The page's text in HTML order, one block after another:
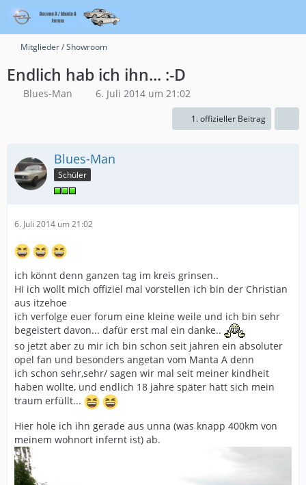
Mitglieder / Showroom
Endlich hab ich ihn... :-D
Blues-Man 6. Juli 2014 um 21:02
1. offizieller Beitrag
Blues-Man
Schüler
6. Juli 2014 um 21:02
ich könnt denn ganzen tag im kreis grinsen..
Hi ich wollt mich offiziel mal vorstellen ich bin der Christian
aus itzehoe
ich verfolge euer forum eine kleine weile und ich bin sehr
begeistert davon... dafür erst mal ein danke..
so jetzt aber zu mir ich bin schon seit jahren ein absoluter
opel fan und besonders angetan vom Manta A denn
ich schon sehr,sehr/ sagen wir mal seit meiner kindheit
haben wollte, und endlich 18 jahre später hatt sich mein
traum erfüllt...
Hier hole ich ihn gerade aus unna (was knapp 400km von
meinem wohnort infernt ist) ab.